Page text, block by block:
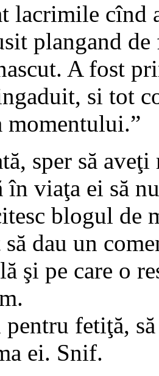
lacrimile cînd
plangand
A fost
si tot
momentului.”
sper să
în viaţa ei să
blogul de
dau un
şi pe care o
fetiţă,
ei. Snif.